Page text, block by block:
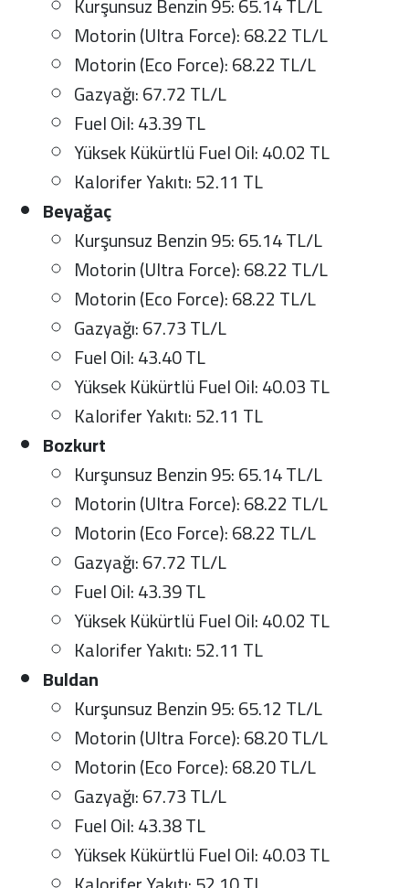
Motorin (Ultra Force): 68.22 TL/L
Motorin (Eco Force): 68.22 TL/L
Gazyağı: 67.72 TL/L
Fuel Oil: 43.39 TL
Yüksek Kükürtlü Fuel Oil: 40.02 TL
Kalorifer Yakıtı: 52.11 TL
Beyağaç
Kurşunsuz Benzin 95: 65.14 TL/L
Motorin (Ultra Force): 68.22 TL/L
Motorin (Eco Force): 68.22 TL/L
Gazyağı: 67.73 TL/L
Fuel Oil: 43.40 TL
Yüksek Kükürtlü Fuel Oil: 40.03 TL
Kalorifer Yakıtı: 52.11 TL
Bozkurt
Kurşunsuz Benzin 95: 65.14 TL/L
Motorin (Ultra Force): 68.22 TL/L
Motorin (Eco Force): 68.22 TL/L
Gazyağı: 67.72 TL/L
Fuel Oil: 43.39 TL
Yüksek Kükürtlü Fuel Oil: 40.02 TL
Kalorifer Yakıtı: 52.11 TL
Buldan
Kurşunsuz Benzin 95: 65.12 TL/L
Motorin (Ultra Force): 68.20 TL/L
Motorin (Eco Force): 68.20 TL/L
Gazyağı: 67.73 TL/L
Fuel Oil: 43.38 TL
Yüksek Kükürtlü Fuel Oil: 40.03 TL